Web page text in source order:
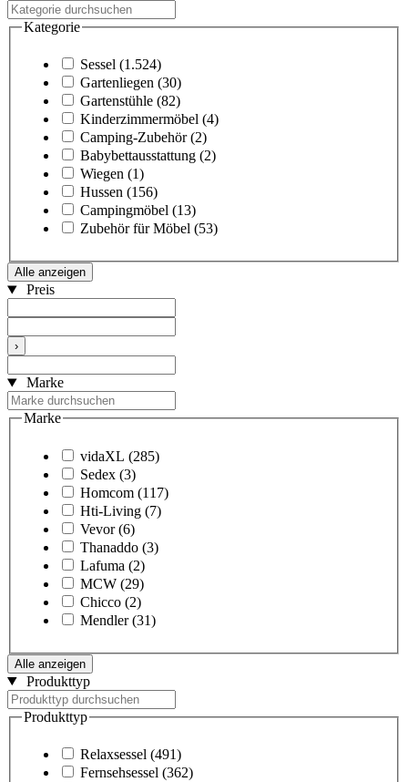
Kategorie
Sessel (1.524)
Gartenliegen (30)
Gartenstühle (82)
Kinderzimmermöbel (4)
Camping-Zubehör (2)
Babybettausstattung (2)
Wiegen (1)
Hussen (156)
Campingmöbel (13)
Zubehör für Möbel (53)
Alle anzeigen
Preis
›
Marke
Marke
vidaXL (285)
Sedex (3)
Homcom (117)
Hti-Living (7)
Vevor (6)
Thanaddo (3)
Lafuma (2)
MCW (29)
Chicco (2)
Mendler (31)
Alle anzeigen
Produkttyp
Produkttyp
Relaxsessel (491)
Fernsehsessel (362)